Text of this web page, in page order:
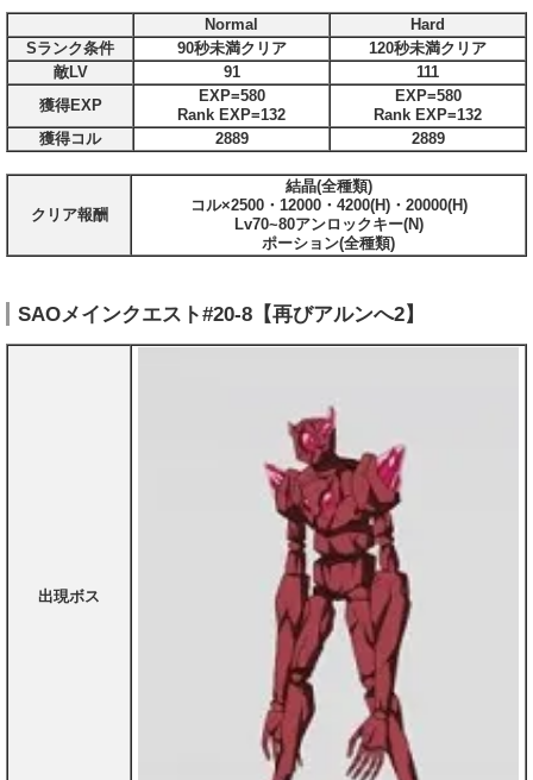
Normal
Hard
Sランク条件
90秒未満クリア
120秒未満クリア
敵LV
91
111
獲得EXP
EXP=580
Rank EXP=132
EXP=580
Rank EXP=132
獲得コル
2889 2889
クリア報酬
結晶(全種類)
コル×2500・12000・4200(H)・20000(H)
Lv70~80アンロックキー(N)
ポーション(全種類)
SAOメインクエスト#20-8【再びアルンへ2】
出現ボス